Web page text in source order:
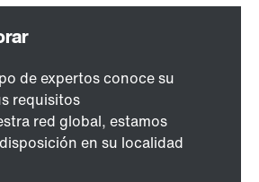
de expertos conoce su
requisitos
red global, estamos
en su localidad